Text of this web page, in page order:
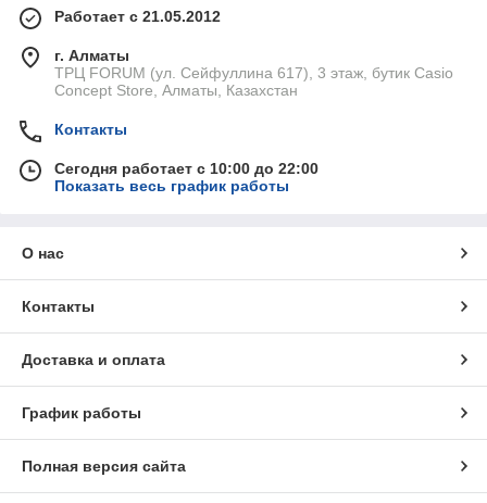
Работает с 21.05.2012
г. Алматы
ТРЦ FORUM (ул. Сейфуллина 617), 3 этаж, бутик Casio
Concept Store, Алматы, Казахстан
Контакты
Сегодня работает с 10:00 до 22:00
Показать весь график работы
О нас
Контакты
Доставка и оплата
График работы
Полная версия сайта